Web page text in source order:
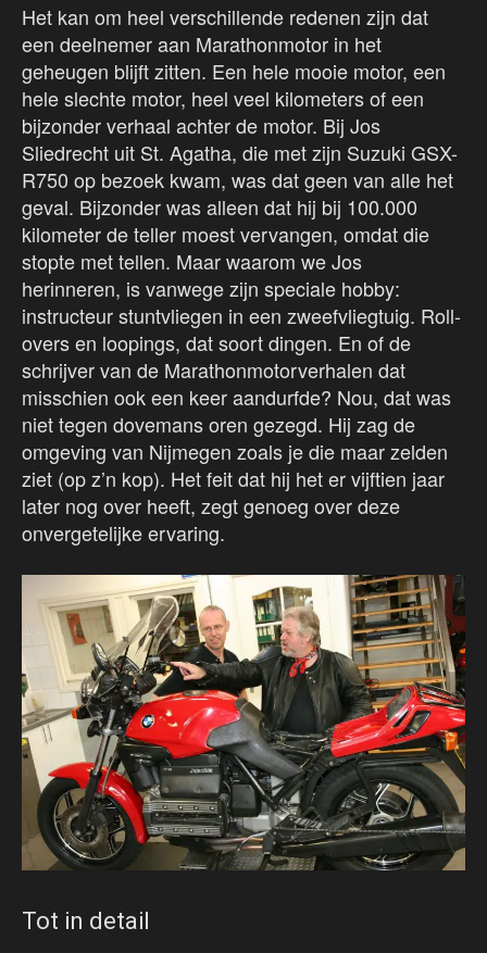
Het kan om heel verschillende redenen zijn dat
een deelnemer aan Marathonmotor in het
geheugen blijft zitten. Een hele mooie motor, een
hele slechte motor, heel veel kilometers of een
bijzonder verhaal achter de motor. Bij Jos
Sliedrecht uit St. Agatha, die met zijn Suzuki GSX-
R750 op bezoek kwam, was dat geen van alle het
geval. Bijzonder was alleen dat hij bij 100.000
kilometer de teller moest vervangen, omdat die
stopte met tellen. Maar waarom we Jos
herinneren, is vanwege zijn speciale hobby:
instructeur stuntvliegen in een zweefvliegtuig. Roll-
overs en loopings, dat soort dingen. En of de
schrijver van de Marathonmotorverhalen dat
misschien ook een keer aandurfde? Nou, dat was
niet tegen dovemans oren gezegd. Hij zag de
omgeving van Nijmegen zoals je die maar zelden
ziet (op z’n kop). Het feit dat hij het er vijftien jaar
later nog over heeft, zegt genoeg over deze
onvergetelijke ervaring.
Tot in detail